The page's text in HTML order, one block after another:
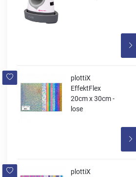
plottiX
EffektFlex
20cm x 30cm -
lose
plottiX